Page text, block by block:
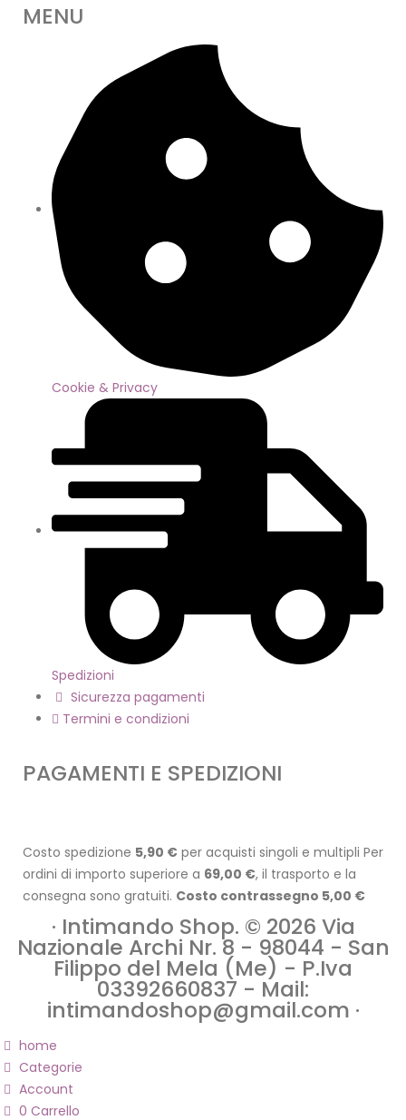
MENU
Cookie & Privacy
Spedizioni
Sicurezza pagamenti
Termini e condizioni
PAGAMENTI E SPEDIZIONI
Costo spedizione 5,90 € per acquisti singoli e multipli Per
ordini di importo superiore a 69,00 €, il trasporto e la
consegna sono gratuiti. Costo contrassegno 5,00 €
· Intimando Shop. © 2026 Via
Nazionale Archi Nr. 8 - 98044 - San
Filippo del Mela (Me) - P.Iva
03392660837 - Mail:
intimandoshop@gmail.com ·
home
Categorie
Account
0 Carrello